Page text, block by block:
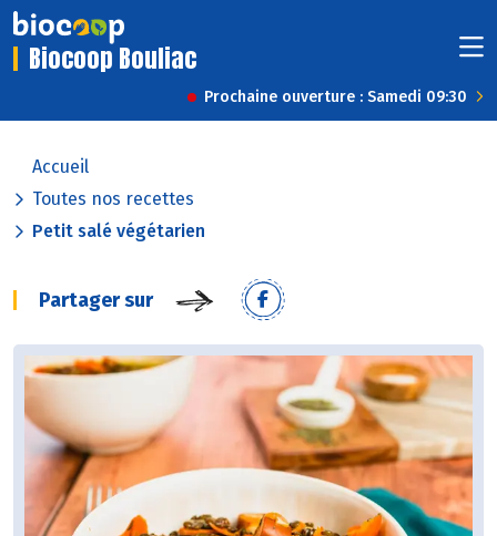
Biocoop Bouliac
Prochaine ouverture : Samedi 09:30
Accueil
Toutes nos recettes
Petit salé végétarien
Partager sur